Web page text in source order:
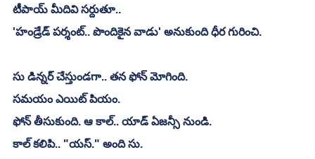
టీపాయ్ మీదివి సర్దుతూ..
'హండ్రేడ్ పర్శంట్.. పొందికైన వాడు' అనుకుంది ధీర గురించి.
సు డిన్నర్ చేస్తుండగా.. తన ఫోన్ మోగింది.
సమయం ఎయిట్ పియం.
ఫోన్ తీసుకుంది. ఆ కాల్.. యాడ్ ఏజన్సీ నుండి.
కాల్ కలిపి.. "యస్." అంది సు.